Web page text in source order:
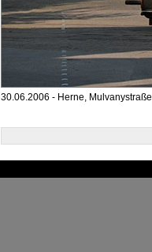
30.06.2006 - Herne, Mulvanystraße